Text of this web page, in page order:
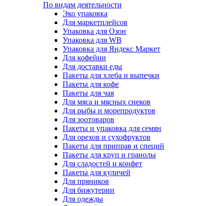
По видам деятельности
Эко упаковка
Для маркетплейсов
Упаковка для Озон
Упаковка для WB
Упаковка для Яндекс Маркет
Для кофейни
Для доставки еды
Пакеты для хлеба и выпечки
Пакеты для кофе
Пакеты для чая
Для мяса и мясных снеков
Для рыбы и морепродуктов
Для зоотоваров
Пакеты и упаковка для семян
Для орехов и сухофруктов
Пакеты для приправ и специй
Пакеты для круп и гранолы
Для сладостей и конфет
Пакеты для куличей
Для пряников
Для бижутерии
Для одежды